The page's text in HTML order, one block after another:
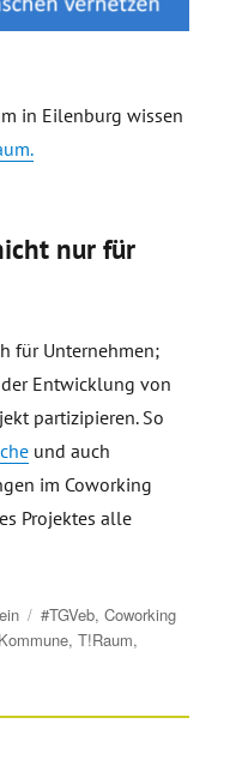
in Eilenburg wissen
nur für
für Unternehmen;
Entwicklung von
partizipieren. So
und auch
im Coworking
Projektes alle
Schlagwörter
#TGVeb,Coworking
Kommune,T!Raum,